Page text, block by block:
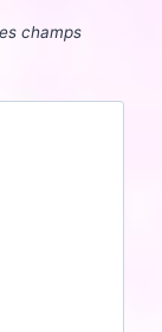
champs